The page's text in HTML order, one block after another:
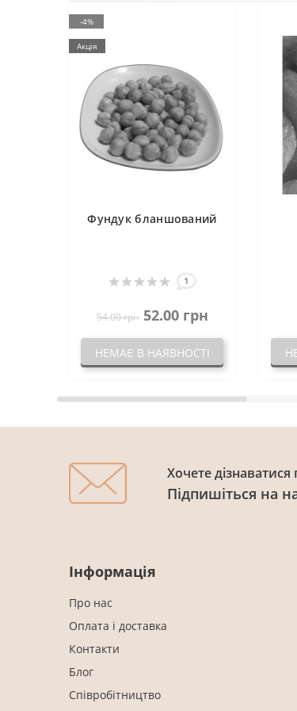
-4%
Акція
Фундук бланшований
1
54.00 грн 52.00 грн
НЕМАЄ В НАЯВНОСТІ
Хочете
Підпишіться на
Інформація
Про нас
Оплата і доставка
Контакти
Блог
Співробітництво